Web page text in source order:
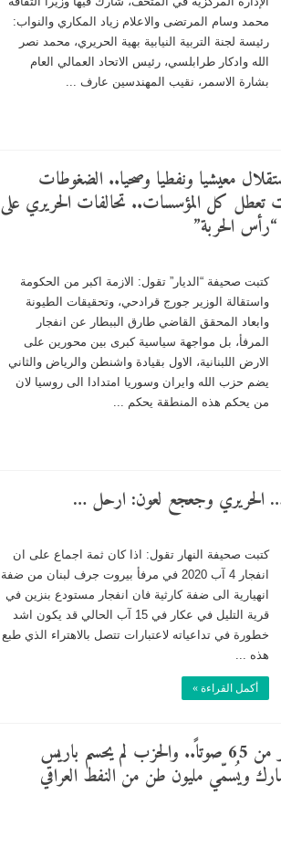
محمد وسام المرتضى والاعلام زياد المكاري والنواب:
رئيسة لجنة التربية النيابية بهية الحريري، محمد نصر
الله وادكار طرابلسي، رئيس الاتحاد العمالي العام
بشارة الاسمر، نقيب المهندسين عارف ...
معيشيا ونفطيا وصحيا.. الضغوطات
تعطل كل المؤسسات.. تحالفات الحريري على
الحربة”
كتبت صحيفة “الديار” تقول: الازمة اكبر من الحكومة
واستقالة الوزير جورج قرادحي، وتحقيقات الطيونة
وابعاد المحقق القاضي طارق الببطار عن انفجار
المرفأ، بل مواجهة سياسية كبرى بين محورين على
الارض اللبنانية، الاول بقيادة واشنطن والرياض والثاني
يضم حزب الله وايران وسوريا امتدادا الى روسيا لان
من يحكم هذه المنطقة يحكم ...
الحريري وجعجع لعون: ارحل …
كتبت صحيفة النهار تقول: اذا كان ثمة اجماع على ان
انفجار 4 آب 2020 في مرفأ بيروت جرف لبنان من ضفة
انهيارية الى ضفة كارثية فان انفجار مستودع بنزين في
قرية التليل في عكار في 15 آب الحالي قد يكون اشد
خطورة في تداعياته لاعتبارات تتصل بالاهتراء الذي طبع
هذه ...
أكمل القراءة »
الديار: طريق التكليف سالكة لصالح ميقاتي باكثر من 65 صوتاً.. والحزب لم يحسم باريس
ويُسمّي مليون طن من النفط العراقي